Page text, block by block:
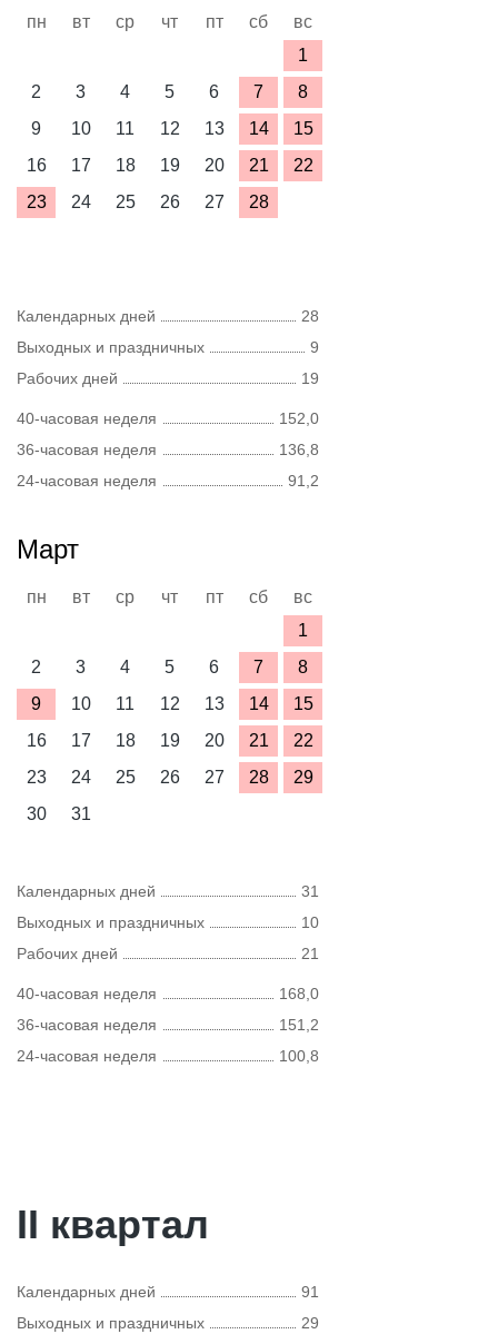
пн вт ср чт пт сб
вс
1
2
3 4 5 6 7
8
9
10 11 12 13 14
15
16
17 18 19 20 21
22
23
24 25 26 27 28
Календарных дней
28
Выходных и праздничных
9
Рабочих дней
19
40-часовая неделя
152,0
36-часовая неделя
136,8
24-часовая неделя
91,2
Март
пн вт ср чт пт сб
вс
1
2
3 4 5 6 7
8
9
10 11 12 13 14
15
16
17 18 19 20 21
22
23
24 25 26 27 28
29
30
31
Календарных дней
31
Выходных и праздничных
10
Рабочих дней
21
40-часовая неделя
168,0
36-часовая неделя
151,2
24-часовая неделя
100,8
II квартал
Календарных дней
91
Выходных и праздничных
29